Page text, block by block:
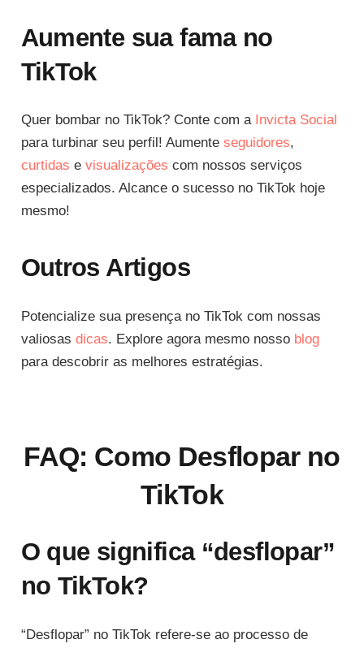
Aumente sua fama no
TikTok
Quer bombar no TikTok? Conte com a Invicta Social
para turbinar seu perfil! Aumente seguidores,
curtidas e visualizações com nossos serviços
especializados. Alcance o sucesso no TikTok hoje
mesmo!
Outros Artigos
Potencialize sua presença no TikTok com nossas
valiosas dicas. Explore agora mesmo nosso blog
para descobrir as melhores estratégias.
FAQ: Como Desflopar no
TikTok
O que significa “desflopar”
no TikTok?
“Desflopar” no TikTok refere-se ao processo de